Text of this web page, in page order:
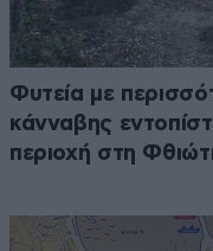
Φυτεία με
κάνναβης
περιοχή στη